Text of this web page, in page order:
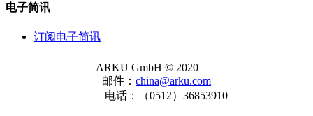
电子简讯
订阅电子简讯
ARKU GmbH © 2020
邮件： china@arku.com
电话：（0512）36853910